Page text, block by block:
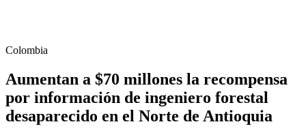
Colombia
Aumentan a $70 millones la recompensa
por información de ingeniero forestal
desaparecido en el Norte de Antioquia